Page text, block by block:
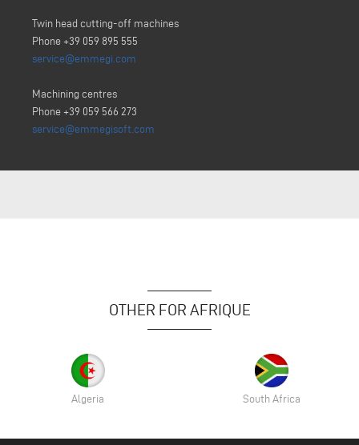
Twin head cutting-off machines
Phone +39 059 895 555
service@emmegi.com
Machining centres
Phone +39 059 566 273
service@emmegisoft.com
OTHER FOR AFRIQUE
Algeria South Africa